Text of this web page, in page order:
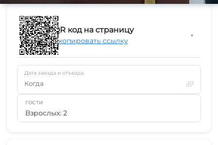
QR код на страницу
Скопировать ссылку
▼
Дата заезда и отъезда
Когда
ГОСТИ
Взрослых: 2